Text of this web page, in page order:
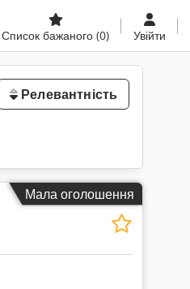
Список бажаного (0) Увійти
Релевантність
Мала оголошення